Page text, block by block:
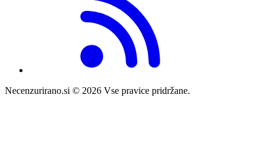
Necenzurirano.si © 2026 Vse pravice pridržane.